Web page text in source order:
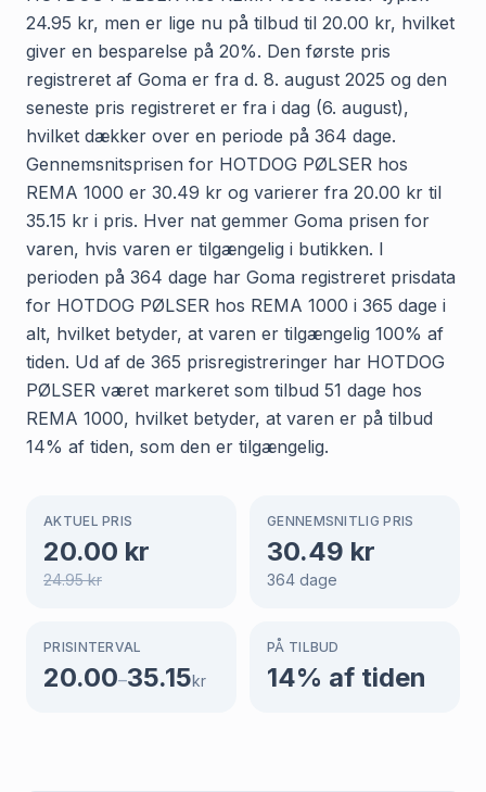
24.95 kr, men er lige nu på tilbud til 20.00 kr, hvilket
giver en besparelse på 20%. Den første pris
registreret af Goma er fra d. 8. august 2025 og den
seneste pris registreret er fra i dag (6. august),
hvilket dækker over en periode på 364 dage.
Gennemsnitsprisen for HOTDOG PØLSER hos
REMA 1000 er 30.49 kr og varierer fra 20.00 kr til
35.15 kr i pris. Hver nat gemmer Goma prisen for
varen, hvis varen er tilgængelig i butikken. I
perioden på 364 dage har Goma registreret prisdata
for HOTDOG PØLSER hos REMA 1000 i 365 dage i
alt, hvilket betyder, at varen er tilgængelig 100% af
tiden. Ud af de 365 prisregistreringer har HOTDOG
PØLSER været markeret som tilbud 51 dage hos
REMA 1000, hvilket betyder, at varen er på tilbud
14% af tiden, som den er tilgængelig.
AKTUEL PRIS
20.00 kr
24.95kr
GENNEMSNITLIG PRIS
30.49 kr
364 dage
PRISINTERVAL
20.00–35.15kr
PÅ TILBUD
14% af tiden